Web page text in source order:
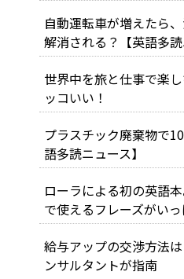
自動運転車が増えたら
解消される？【英語多読
世界中を旅と仕事で楽
ッコいい！
プラスチック廃棄物で
語多読ニュース】
ローラによる初の英語
で使えるフレーズがいっ
給与アップの交渉方法
ンサルタントが指南